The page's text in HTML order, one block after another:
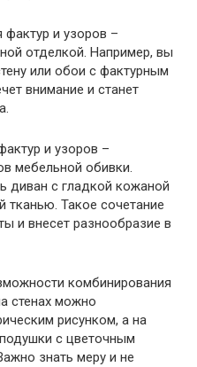
фактур и узоров –
отделкой. Например, вы
или обои с фактурным
внимание и станет
и узоров –
мебельной обивки.
диван с гладкой кожаной
тканью. Такое сочетание
и внесет разнообразие в
комбинирования
стенах можно
рисунком, а на
с цветочным
знать меру и не